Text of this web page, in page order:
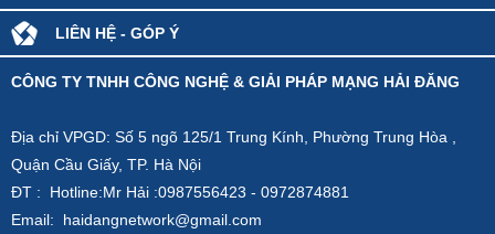
LIÊN HỆ - GÓP Ý
CÔNG TY TNHH CÔNG NGHỆ & GIẢI PHÁP MẠNG HẢI ĐĂNG
Địa chỉ VPGD: Số 5 ngõ 125/1 Trung Kính, Phường Trung Hòa ,
Quận Cầu Giấy, TP. Hà Nội
ĐT : Hotline:Mr Hải :0987556423 - 0972874881
Email: haidangnetwork@gmail.com